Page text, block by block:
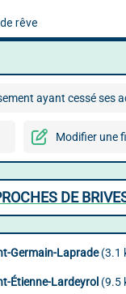
ayant cessé ses
Modifier une
DE
Germain-Laprade(3.1
Étienne-Lardeyrol (9.5